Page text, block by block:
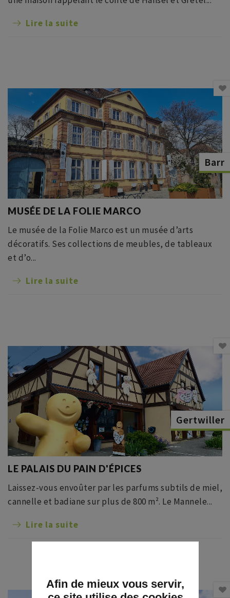
Lire la suite
Barr
MUSÉE DE LA FOLIE MARCO
Le musée de la Folie Marco est un musée d’arts
décoratifs. Ses collections de meubles, de tableaux
et d’o...
Lire la suite
Gertwiller
LE PALAIS DU PAIN D'ÉPICES
Laissez-vous envoûter par les parfums subtils de miel,
cannelle et badiane sur plus de 800 m². Le Mannele...
Lire la suite
Afin de mieux vous servir,